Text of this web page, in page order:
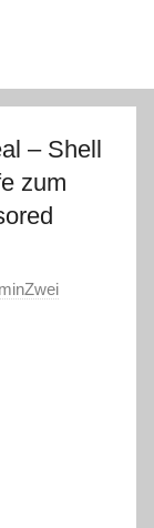
– Shell
zum